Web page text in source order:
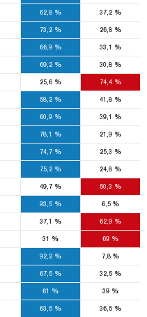
%
62,8 %
37,2
%
73,2 %
26,8
%
66,9 %
%
69,2 %
30,8
%
25,6 %
74,4
%
58,2 %
41,8
%
60,9 %
% %
21,9
%
74,7 %
%
75,2 %
24,8
%
49,7 %
%
93,5 %
6,5
% %
62,9
% %
%
92,2 %
7,8
%
67,5 %
32,5
% %
%
63,5 %
36,5